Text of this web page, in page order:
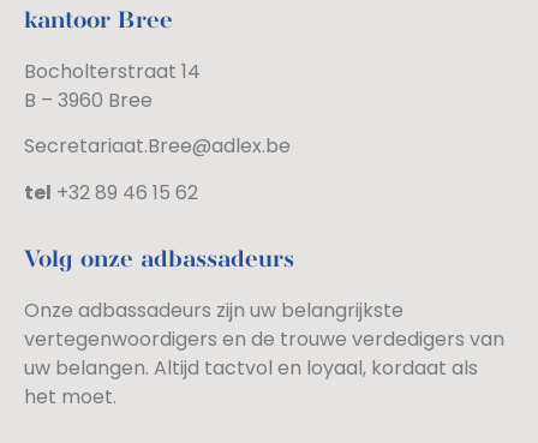
kantoor Bree
Bocholterstraat 14
B – 3960 Bree
Secretariaat.Bree@adlex.be
tel +32 89 46 15 62
Volg onze adbassadeurs
Onze adbassadeurs zijn uw belangrijkste
vertegenwoordigers en de trouwe verdedigers van
uw belangen. Altijd tactvol en loyaal, kordaat als
het moet.